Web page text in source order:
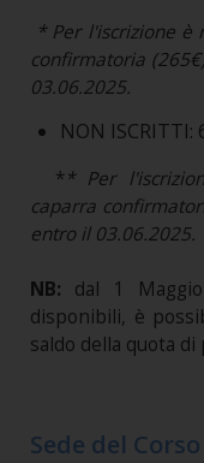
* Per l'iscrizione è
confirmatoria
03.06.2025.
NON ISCRITTI:
** Per
caparra
entro il 03.06.2025.
NB: dal 1
disponibili, è
saldo della quota
Sede del Corso